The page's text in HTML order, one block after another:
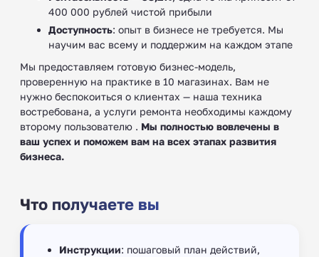
400 000 рублей чистой прибыли
Доступность: опыт в бизнесе не требуется. Мы
научим вас всему и поддержим на каждом этапе ‍
Мы предоставляем готовую бизнес-модель,
проверенную на практике в 10 магазинах. Вам не
нужно беспокоиться о клиентах — наша техника
востребована, а услуги ремонта необходимы каждому
второму пользователю . Мы полностью вовлечены в
ваш успех и поможем вам на всех этапах развития
бизнеса.
Что получаете вы
Инструкции: пошаговый план действий,